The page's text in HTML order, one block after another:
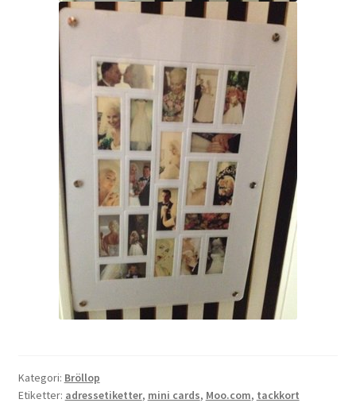
Kategori: Bröllop
Etiketter: adressetiketter, mini cards, Moo.com, tackkort